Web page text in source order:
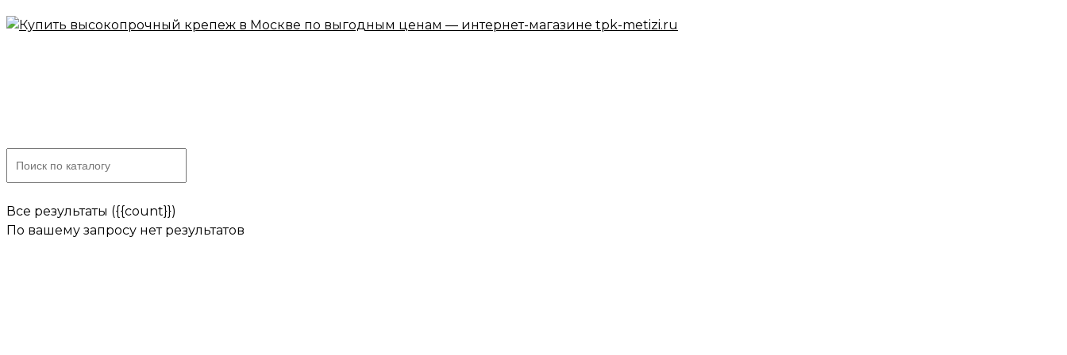
Skip
Все результаты ({{count}})
По вашему запросу нет результатов